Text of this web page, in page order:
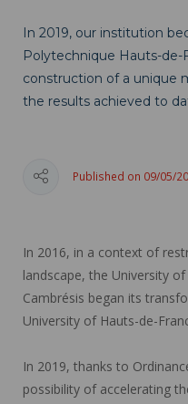
In 2019, our institution
Polytechnique Hauts-de-
construction of a unique
the results achieved to
Published on 09/05/
In 2016, in a context of
landscape, the University
Cambrésis began its
University of Hauts-de-
In 2019, thanks to
possibility of accelerating